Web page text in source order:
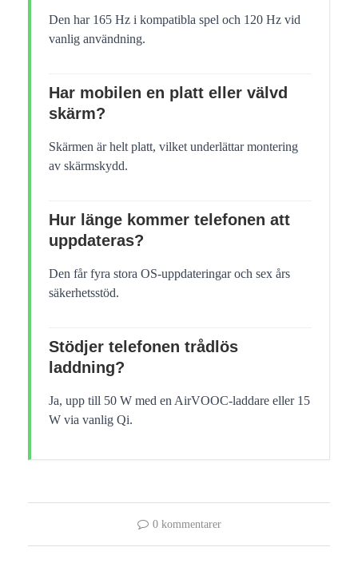
Den har 165 Hz i kompatibla spel och 120 Hz vid
vanlig användning.
Har mobilen en platt eller välvd
skärm?
Skärmen är helt platt, vilket underlättar montering
av skärmskydd.
Hur länge kommer telefonen att
uppdateras?
Den får fyra stora OS-uppdateringar och sex års
säkerhetsstöd.
Stödjer telefonen trådlös
laddning?
Ja, upp till 50 W med en AirVOOC-laddare eller 15
W via vanlig Qi.
0 kommentarer